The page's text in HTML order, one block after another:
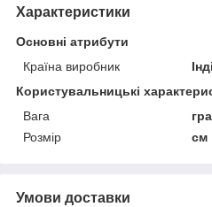
Характеристики
Основні атрибути
Країна виробник
Користувальницькі
Вага
Розмір
см
Умови доставки